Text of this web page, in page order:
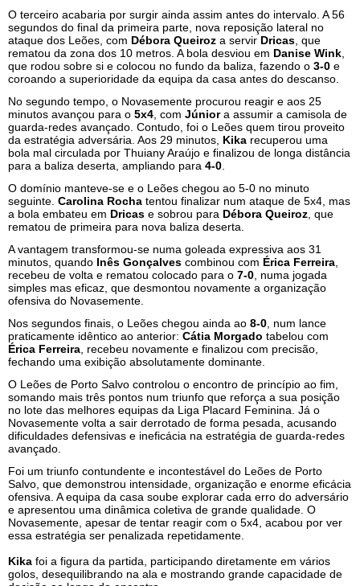
O terceiro acabaria por surgir ainda assim antes do intervalo. A 56
segundos do final da primeira parte, nova reposição lateral no
ataque dos Leões, com Débora Queiroz a servir Dricas , que
rematou da zona dos 10 metros. A bola desviou em Danise Wink
que rodou sobre si e colocou no fundo da baliza, fazendo o 3-0 e
coroando a superioridade da equipa da casa antes do descanso.
No segundo tempo, o Novasemente procurou reagir e aos 25
minutos avançou para o 5x4 , com Júniora assumir a camisola de
guarda-redes avançado. Contudo, foi o Leões quem tirou proveito
da estratégia adversária. Aos 29 minutos, Kika recuperou uma
bola mal circulada por Thuiany Araújo e finalizou de longa distância
para a baliza deserta, ampliando para 4-0
O domínio manteve-se e o Leões chegou ao 5-0 no minuto
seguinte. Carolina Rocha tentou finalizar num ataque de 5x4, mas
a bola embateu em Dricas e sobrou para Débora Queiroz , que
rematou de primeira para nova baliza deserta.
A vantagem transformou-se numa goleada expressiva aos 31
minutos, quando Inês Gonçalves combinou com Érica Ferreira
recebeu de volta e rematou colocado para o 7-0 , numa jogada
simples mas eficaz, que desmontou novamente a organização
ofensiva do Novasemente.
Nos segundos finais, o Leões chegou ainda ao 8-0 , num lance
praticamente idêntico ao anterior: Cátia Morgado tabelou com
Érica Ferreira , recebeu novamente e finalizou com precisão,
fechando uma exibição absolutamente dominante.
O Leões de Porto Salvo controlou o encontro de princípio ao fim,
somando mais três pontos num triunfo que reforça a sua posição
no lote das melhores equipas da Liga Placard Feminina. Já o
Novasemente volta a sair derrotado de forma pesada, acusando
dificuldades defensivas e ineficácia na estratégia de guarda-redes
avançado.
Foi um triunfo contundente e incontestável do Leões de Porto
Salvo, que demonstrou intensidade, organização e enorme eficácia
ofensiva. A equipa da casa soube explorar cada erro do adversário
e apresentou uma dinâmica coletiva de grande qualidade. O
Novasemente, apesar de tentar reagir com o 5x4, acabou por ver
essa estratégia ser penalizada repetidamente.
Kika foi a figura da partida, participando diretamente em vários
golos, desequilibrando na ala e mostrando grande capacidade de